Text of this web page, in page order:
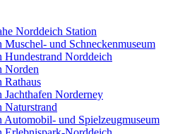
Norddeich Station
und Schneckenmuseum
Hundestrand Norddeich
Norden
Rathaus
Norderney
Naturstrand
Automobil- und Spielzeugmuseum